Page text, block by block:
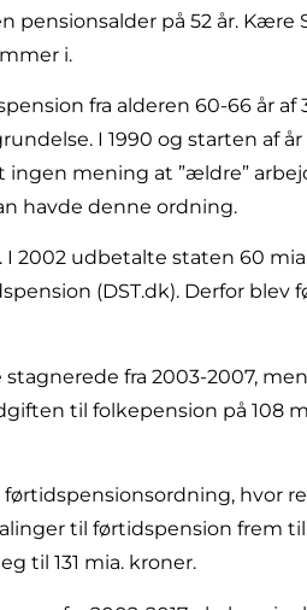
pensionsalder på 52 år. Kære
i.
fra alderen 60-66 år af
I 1990 og starten af
ingen mening at ”ældre”
havde denne ordning.
2002 udbetalte staten 60
(DST.dk). Derfor blev
fra 2003-2007,
til folkepension på 108
førtidspensionsordning, hvor
til førtidspension frem til
til 131 mia. kroner.